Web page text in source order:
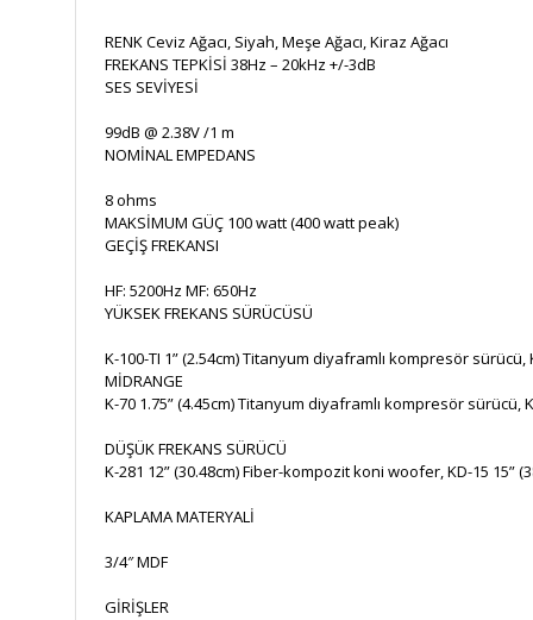
RENK Ceviz Ağacı, Siyah, Meşe Ağacı, Kiraz Ağacı
FREKANS TEPKİSİ 38Hz – 20kHz +/-3dB
SES SEVİYESİ
99dB @ 2.38V /1 m
NOMİNAL EMPEDANS
8 ohms
MAKSİMUM GÜÇ 100 watt (400 watt peak)
GEÇİŞ FREKANSI
HF: 5200Hz MF: 650Hz
YÜKSEK FREKANS SÜRÜCÜSÜ
K-100-TI 1” (2.54cm) Titanyum diyaframlı kompresör
MİDRANGE
K-70 1.75” (4.45cm) Titanyum diyaframlı kompresör sürücü,
DÜŞÜK FREKANS SÜRÜCÜ
K-281 12” (30.48cm) Fiber-kompozit koni woofer, KD-15 15”
KAPLAMA MATERYALİ
3/4″ MDF
GİRİŞLER